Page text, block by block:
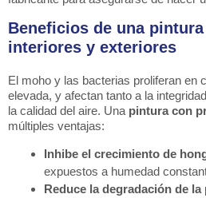
Beneficios de una
interiores y exteriores
El moho y las bacterias proliferan en
elevada, y afectan tanto a la
la calidad del aire. Una pintura con
múltiples ventajas:
Inhibe el crecimiento de
expuestos a humedad
Reduce la degradación de la